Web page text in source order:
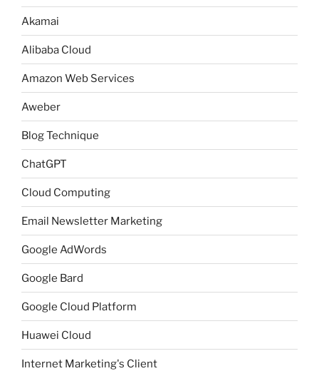
Akamai
Alibaba Cloud
Amazon Web Services
Aweber
Blog Technique
ChatGPT
Cloud Computing
Email Newsletter Marketing
Google AdWords
Google Bard
Google Cloud Platform
Huawei Cloud
Internet Marketing's Client